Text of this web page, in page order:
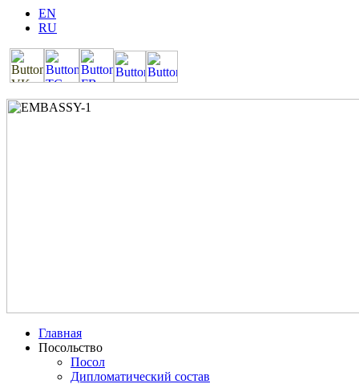
EN
RU
Главная
Посольство
Посол
Дипломатический состав